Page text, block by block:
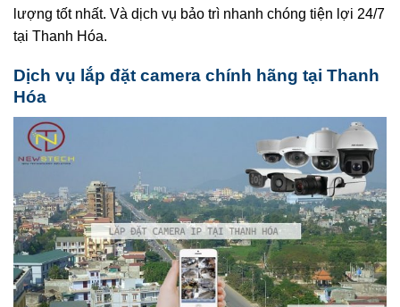
lượng tốt nhất. Và dịch vụ bảo trì nhanh chóng tiện lợi 24/7
tại Thanh Hóa.
Dịch vụ lắp đặt camera chính hãng tại Thanh
Hóa